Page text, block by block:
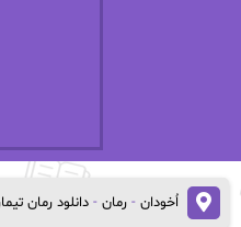
اُخودان- رمان- دانلود رمان